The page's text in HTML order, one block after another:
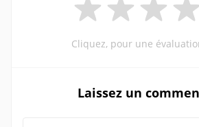
Cliquez, pour une
Laissez un